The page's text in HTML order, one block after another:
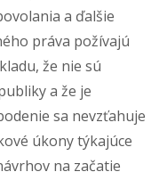
a ďalšie
práva požívajú
že nie sú
a že je
sa nevzťahuje
úkony týkajúce
na začatie